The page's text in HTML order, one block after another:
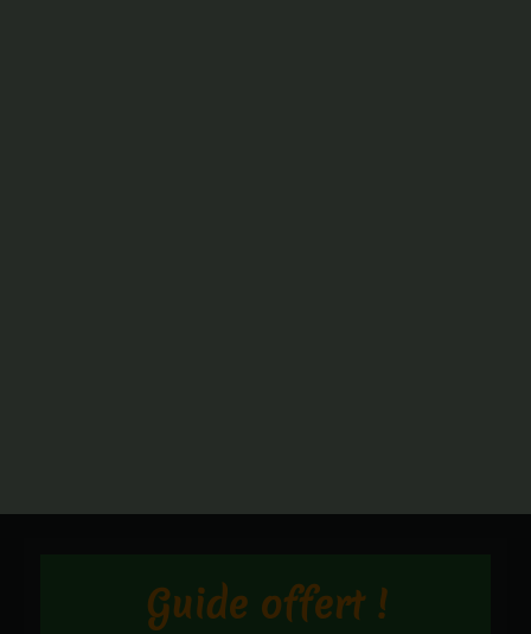
Guide offert !